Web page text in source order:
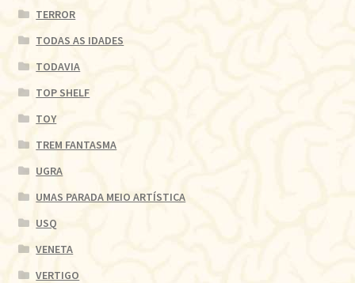
TERROR
TODAS AS IDADES
TODAVIA
TOP SHELF
TOY
TREM FANTASMA
UGRA
UMAS PARADA MEIO ARTÍSTICA
USQ
VENETA
VERTIGO